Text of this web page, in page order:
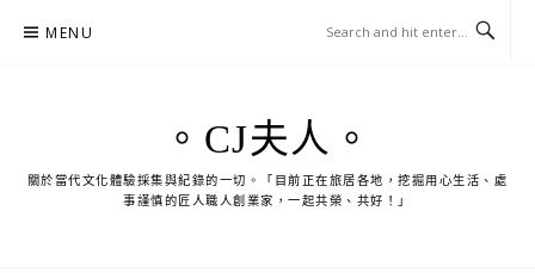
MENU
。CJ夫人。
關於當代文化體驗採集與紀錄的一切。「目前正在旅居各地，挖掘用心生活、處
事謹慎的匠人職人創業家，一起共榮、共好！」